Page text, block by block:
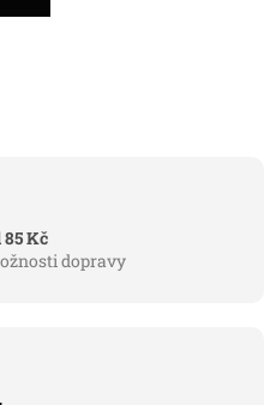
85 Kč
dopravy